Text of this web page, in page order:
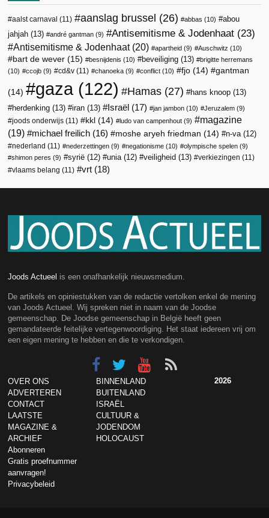
aalst carnaval (11) aanslag brussel (26) abbas (10)
abou
jahjah (13) andré gantman (9) Antisemitisme & Jodenhaat (23)
Antisemitisme & Jodenhaat(20) apartheid (9) Auschwitz (10)
bart de wever (15) besnijdenis (10) beveiliging (13)
brigitte herremans
(10)
ccojb (9) cd&v (11) chanoeka (9) conflict (10) fjo (14) gantman
(14) gaza(122) Hamas (27) hans knoop (13)
herdenking (13) iran (13) Israël (17) jan jambon (10) Jeruzalem (9)
joods onderwijs (11) kkl (14) ludo van campenhout (9)
magazine
(19)
michael freilich (16) moshe aryeh friedman (14) n-va(12)
nederland (11) nederzettingen (9) negationisme (10) olympische spelen (9)
shimon peres (9) syrië (12) unia(12) veiligheid (13) verkiezingen (11)
vlaams belang (11) vrt (18)
Joods Actueel is een onafhankelijk nieuwsmedium.
De artikels en opiniestukken van de redactie vertolken enkel de mening
van Joods Actueel. Wij spreken niet in naam van de Joodse
gemeenschap. De Joodse gemeenschap in België heeft geen
gemandateerde feitelijke vertegenwoordiging. Het staat iedereen vrij om
een eigen mening te hebben en die te verkondigen.
OVER ONS
ADVERTEREN
CONTACT
LAATSTE
MAGAZINE &
ARCHIEF
Abonneren
Gratis proefnummer
aanvragen!
Privacybeleid
BINNENLAND
BUITENLAND
ISRAËL
CULTUUR &
JODENDOM
HOLOCAUST
2026